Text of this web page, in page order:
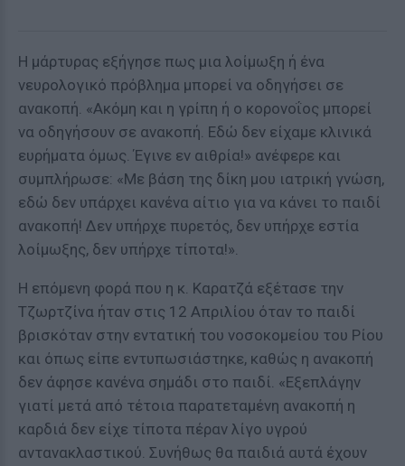
Η μάρτυρας εξήγησε πως μια λοίμωξη ή ένα
νευρολογικό πρόβλημα μπορεί να οδηγήσει σε
ανακοπή. «Ακόμη και η γρίπη ή ο κορονοΐος μπορεί
να οδηγήσουν σε ανακοπή. Εδώ δεν είχαμε κλινικά
ευρήματα όμως. Έγινε εν αιθρία!» ανέφερε και
συμπλήρωσε: «Με βάση της δίκη μου ιατρική γνώση,
εδώ δεν υπάρχει κανένα αίτιο για να κάνει το παιδί
ανακοπή! Δεν υπήρχε πυρετός, δεν υπήρχε εστία
λοίμωξης, δεν υπήρχε τίποτα!».
Η επόμενη φορά που η κ. Καρατζά εξέτασε την
Τζωρτζίνα ήταν στις 12 Απριλίου όταν το παιδί
βρισκόταν στην εντατική του νοσοκομείου του Ρίου
και όπως είπε εντυπωσιάστηκε, καθώς η ανακοπή
δεν άφησε κανένα σημάδι στο παιδί. «Εξεπλάγην
γιατί μετά από τέτοια παρατεταμένη ανακοπή η
καρδιά δεν είχε τίποτα πέραν λίγο υγρού
αντανακλαστικού. Συνήθως θα παιδιά αυτά έχουν